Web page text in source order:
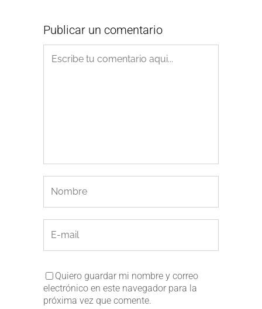
Publicar un comentario
Quiero guardar mi nombre y correo
electrónico en este navegador para la
próxima vez que comente.